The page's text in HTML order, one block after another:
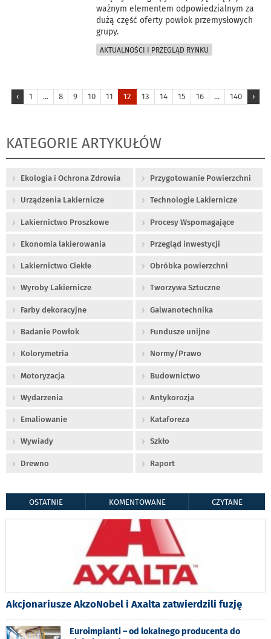
ważnym elementem odpowiedzialnym za
dużą część oferty powłok przemysłowych
grupy.
AKTUALNOŚCI I PRZEGLĄD RYNKU
‹ 1 ... 8 9 10 11 12 13 14 15 16 ... 140 ›
KATEGORIE ARTYKUŁÓW
Ekologia i Ochrona Zdrowia Przygotowanie Powierzchni
Urządzenia Lakiernicze Technologie Lakiernicze
Lakiernictwo Proszkowe Procesy Wspomagające
Ekonomia lakierowania Przegląd inwestycji
Lakiernictwo Ciekłe Obróbka powierzchni
Wyroby Lakiernicze Tworzywa Sztuczne
Farby dekoracyjne Galwanotechnika
Badanie Powłok Fundusze unijne
Kolorymetria Normy/Prawo
Motoryzacja Budownictwo
Wydarzenia Antykorozja
Emaliowanie Kataforeza
Wywiady Szkło
Drewno Raport
OSTATNIE KOMENTOWANE CZYTANE
Akcjonariusze AkzoNobel i Axalta zatwierdzili fuzję
Euroimpianti – od lokalnego producenta do